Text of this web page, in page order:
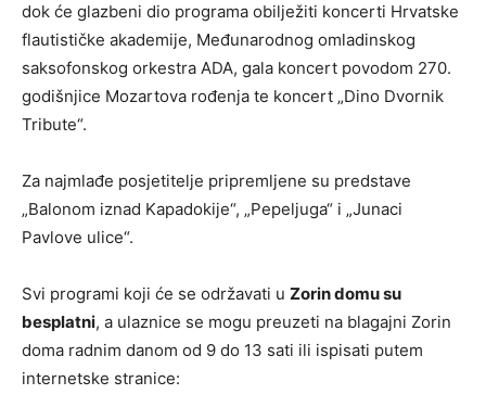
dok će glazbeni dio programa obilježiti koncerti Hrvatske
flautističke akademije, Međunarodnog omladinskog
saksofonskog orkestra ADA, gala koncert povodom 270.
godišnjice Mozartova rođenja te koncert „Dino Dvornik
Tribute“.
Za najmlađe posjetitelje pripremljene su predstave
„Balonom iznad Kapadokije“, „Pepeljuga“ i „Junaci
Pavlove ulice“.
Svi programi koji će se održavati u Zorin domu su
besplatni, a ulaznice se mogu preuzeti na blagajni Zorin
doma radnim danom od 9 do 13 sati ili ispisati putem
internetske stranice: